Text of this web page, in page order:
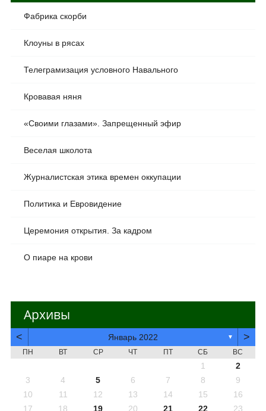
Фабрика скорби
Клоуны в рясах
Телеграмизация условного Навального
Кровавая няня
«Своими глазами». Запрещенный эфир
Веселая школота
Журналистская этика времен оккупации
Политика и Евровидение
Церемония открытия. За кадром
О пиаре на крови
Архивы
< Январь 2022 ▼ >
ПН ВТ СР ЧТ ПТ СБ ВС
1
2
3
4 5 6 7 8
9
10
11 12 13 14 15
16
17
18 19 20 21 22 23